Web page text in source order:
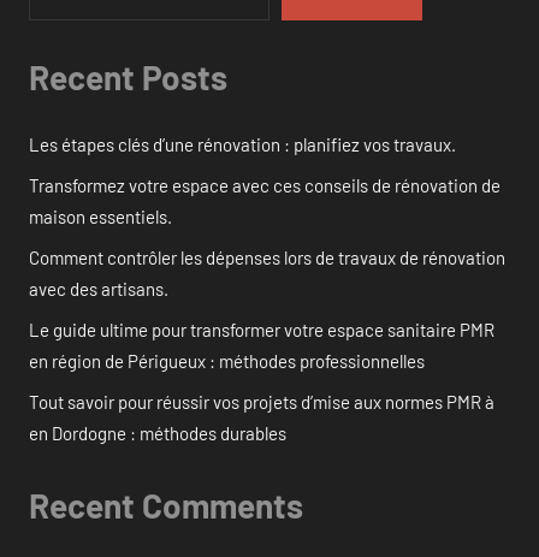
Recent Posts
Les étapes clés d’une rénovation : planifiez vos travaux.
Transformez votre espace avec ces conseils de rénovation de
maison essentiels.
Comment contrôler les dépenses lors de travaux de rénovation
avec des artisans.
Le guide ultime pour transformer votre espace sanitaire PMR
en région de Périgueux : méthodes professionnelles
Tout savoir pour réussir vos projets d’mise aux normes PMR à
en Dordogne : méthodes durables
Recent Comments